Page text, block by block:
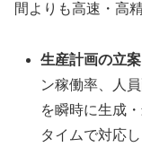
間よりも高速・高
生産計画の立案
ン稼働率、人
を瞬時に生成
タイムで対応し